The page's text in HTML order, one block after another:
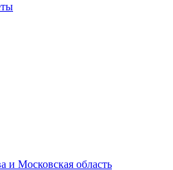
и Московская область